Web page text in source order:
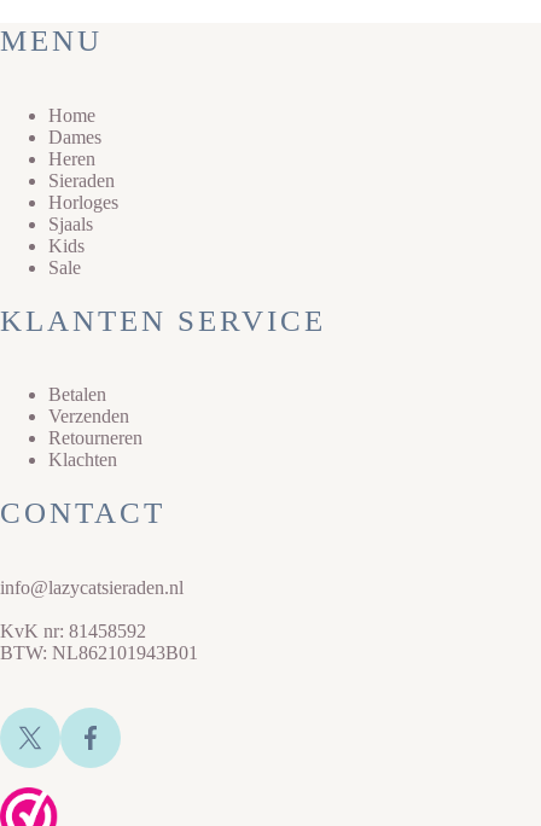
MENU
Home
Dames
Heren
Sieraden
Horloges
Sjaals
Kids
Sale
KLANTEN SERVICE
Betalen
Verzenden
Retourneren
Klachten
CONTACT
info@lazycatsieraden.nl
KvK nr: 81458592
BTW: NL862101943B01